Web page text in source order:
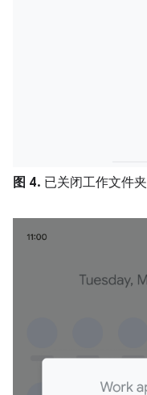
图 4. 已关闭工作文件夹